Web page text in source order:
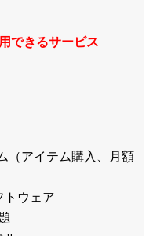
できるサービス
（アイテム購入、月額
トウェア